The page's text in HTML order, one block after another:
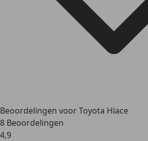
Beoordelingen voor Toyota Hiace
8 Beoordelingen
4,9